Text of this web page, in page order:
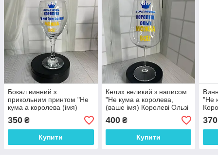
Бокал винний з
прикольним принтом "Не
кума а королева (імя)
можна все" 465 мл
350 ₴
Купити
Келих великий з написом
"Не кума а королева,
(ваше імя) Королеві Ользі
можна все" 850 мл
400₴
Купити
"Не
ЗА
370